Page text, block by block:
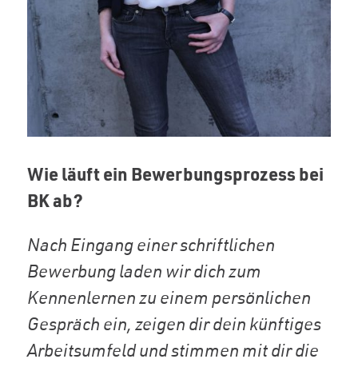
Wie läuft ein Bewerbungsprozess bei
BK ab?
Nach Eingang einer schriftlichen
Bewerbung laden wir dich zum
Kennenlernen zu einem persönlichen
Gespräch ein, zeigen dir dein künftiges
Arbeitsumfeld und stimmen mit dir die